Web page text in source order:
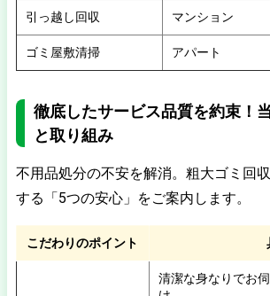
引っ越し回収 マンション
ゴミ屋敷清掃 アパート
徹底したサービス品質を約束！
と取り組み
不用品処分の不安を解消。粗大ゴミ回
する「5つの安心」をご案内します。
こだわりのポイント
清潔な身なりでお